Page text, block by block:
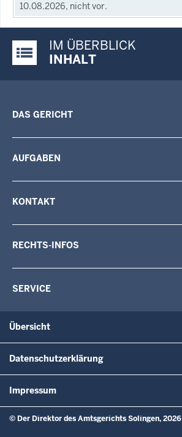
10.08.2026, nicht vor.
Justiz-Portal im Überblick:
IM ÜBERBLICK
INHALT
DAS GERICHT
AUFGABEN
KONTAKT
RECHTS-INFOS
SERVICE
Übersicht
Datenschutzerklärung
Impressum
© Der Direktor des Amtsgerichts Solingen, 2026